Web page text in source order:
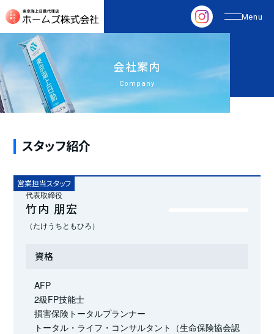
会社案内
Company
スタッフ紹介
営業担当スタッフ
代表取締役
竹内 朋宏
（たけうちともひろ）
資格
AFP
2級FP技能士
損害保険トータルプランナー
トータル・ライフ・コンサルタント（生命保険協会認